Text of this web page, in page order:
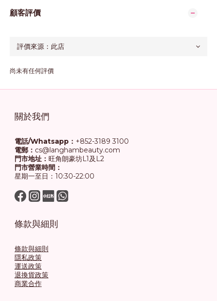
顧客評價
尚未有任何評價
關於我們
電話/Whatsapp： +852-3189 3100
電郵： cs@langhambeauty.com
門市地址： 旺角朗豪坊L1及L2
門市營業時間：
星期一至日：10:30-22:00
條款與細則
條款與細則
隱私政策
運送政策
退換貨政策
商業合作